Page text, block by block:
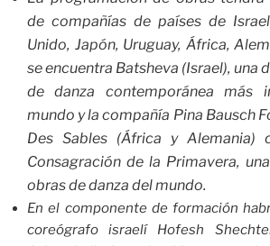
de compañías de países de
Unido, Japón, Uruguay, África,
se encuentra Batsheva (Israel), una
de danza contemporánea más
mundo y la compañía Pina Bausch
Des Sables (África y Alemania)
Consagración de la Primavera,
obras de danza del mundo.
En el componente de formación
coreógrafo israelí Hofesh